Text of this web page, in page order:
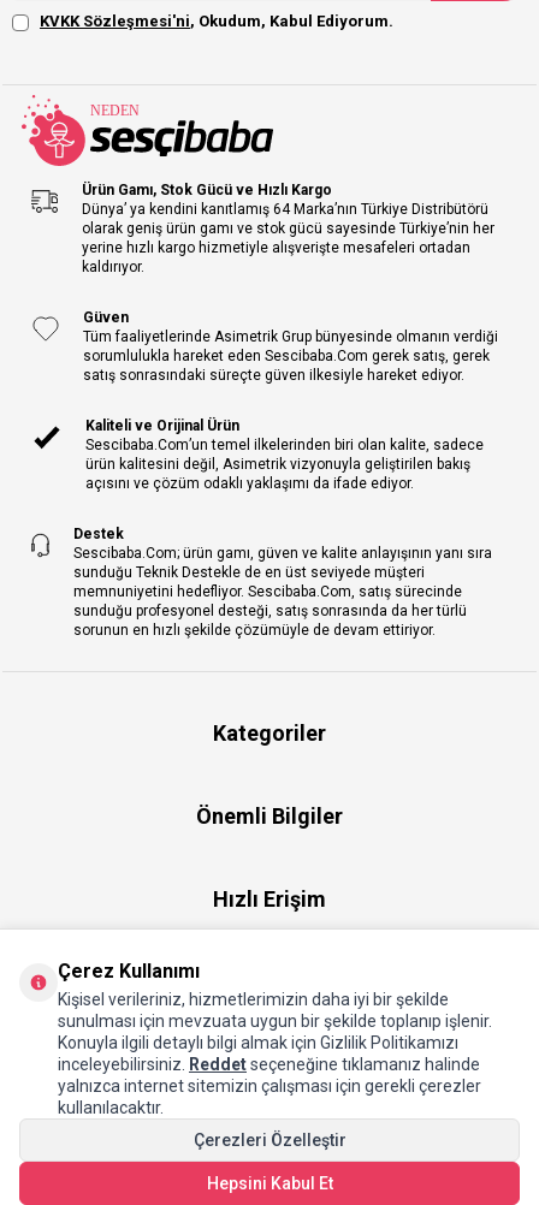
KVKK Sözleşmesi'ni, Okudum, Kabul Ediyorum.
Ürün Gamı, Stok Gücü ve Hızlı Kargo
Dünya’ ya kendini kanıtlamış 64 Marka’nın Türkiye Distribütörü
olarak geniş ürün gamı ve stok gücü sayesinde Türkiye’nin her
yerine hızlı kargo hizmetiyle alışverişte mesafeleri ortadan
kaldırıyor.
Güven
Tüm faaliyetlerinde Asimetrik Grup bünyesinde olmanın verdiği
sorumlulukla hareket eden Sescibaba.Com gerek satış, gerek
satış sonrasındaki süreçte güven ilkesiyle hareket ediyor.
Kaliteli ve Orijinal Ürün
Sescibaba.Com’un temel ilkelerinden biri olan kalite, sadece
ürün kalitesini değil, Asimetrik vizyonuyla geliştirilen bakış
açısını ve çözüm odaklı yaklaşımı da ifade ediyor.
Destek
Sescibaba.Com; ürün gamı, güven ve kalite anlayışının yanı sıra
sunduğu Teknik Destekle de en üst seviyede müşteri
memnuniyetini hedefliyor. Sescibaba.Com, satış sürecinde
sunduğu profesyonel desteği, satış sonrasında da her türlü
sorunun en hızlı şekilde çözümüyle de devam ettiriyor.
Kategoriler
Önemli Bilgiler
Hızlı Erişim
Hakkımızda
Çerez Kullanımı
Kişisel verileriniz, hizmetlerimizin daha iyi bir şekilde
sunulması için mevzuata uygun bir şekilde toplanıp işlenir.
Konuyla ilgili detaylı bilgi almak için Gizlilik Politikamızı
inceleyebilirsiniz.
Reddetseçeneğine tıklamanız halinde
yalnızca internet sitemizin çalışması için gerekli çerezler
kullanılacaktır.
Çerezleri Özelleştir
Hepsini Kabul Et